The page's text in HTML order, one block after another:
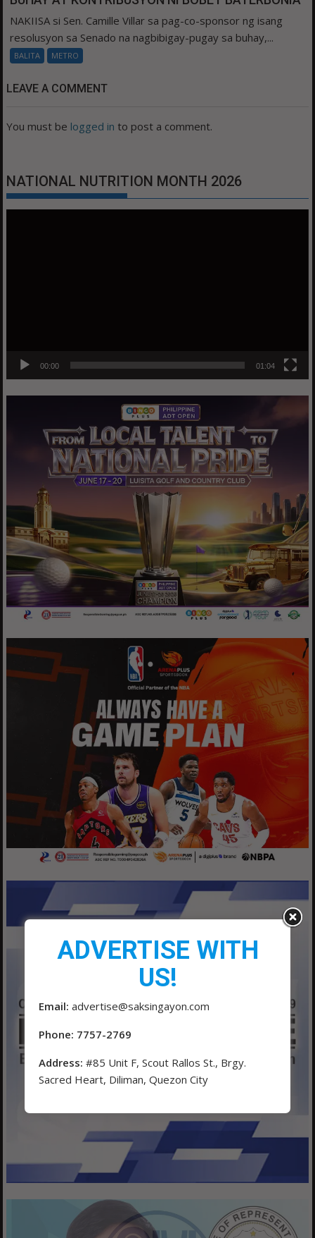
NAKIISA si Sen. Camille Villar sa pag-co-sponsor ng isang
resolusyon sa Senado na nagbibigay-pugay sa buhay,...
BALITA METRO
LEAVE A COMMENT
You must be logged in to post a comment.
NATIONAL NUTRITION MONTH 2026
00:00 01:04
ADVERTISE WITH
US!
Email: advertise@saksingayon.com
Phone: 7757-2769
Address: #85 Unit F, Scout Rallos St., Brgy.
Sacred Heart, Diliman, Quezon City